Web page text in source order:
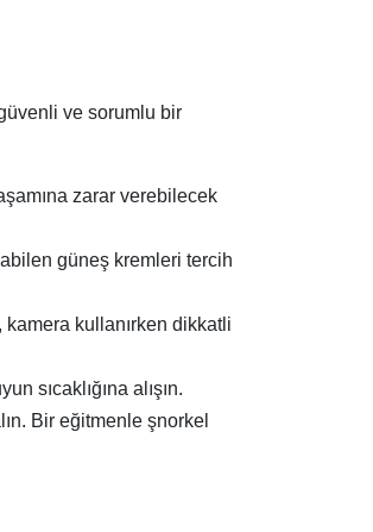
ve sorumlu bir
zarar verebilecek
güneş kremleri tercih
kullanırken dikkatli
sıcaklığına alışın.
Bir eğitmenle şnorkel